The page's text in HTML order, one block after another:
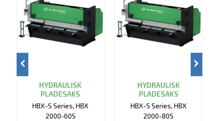
HYDRAULISK
PLADESAKS
HBX-S Series, HBX
2000-60S
HYDRAULISK
PLADESAKS
HBX-S Series, HBX
2000-80S